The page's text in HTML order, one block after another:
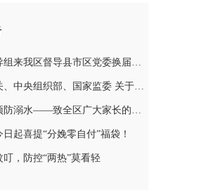
市委派驻督导组来我区督导县市区党委换届选举风气
中央纪委机关、中央组织部、国家监委 关于换届纪律的“十个严禁”要求
珍爱生命，预防溺水——致全区广大家长的一封信
起喜提“分娩零自付”福袋！
，防控“两热”莫看轻